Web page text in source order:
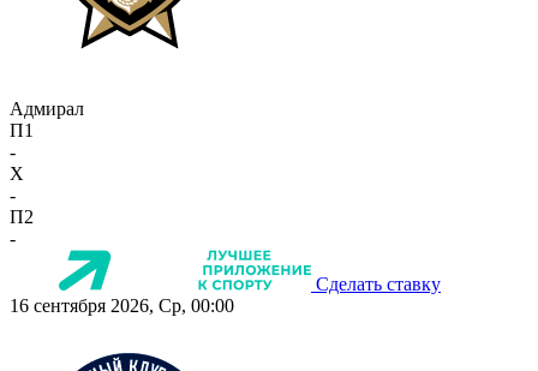
Адмирал
П1
-
X
-
П2
-
Сделать ставку
16 сентября 2026, Ср, 00:00